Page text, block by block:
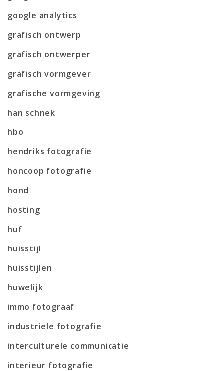
google analytics
grafisch ontwerp
grafisch ontwerper
grafisch vormgever
grafische vormgeving
han schnek
hbo
hendriks fotografie
honcoop fotografie
hond
hosting
huf
huisstijl
huisstijlen
huwelijk
immo fotograaf
industriele fotografie
interculturele communicatie
interieur fotografie